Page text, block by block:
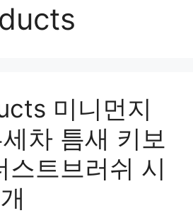
미니먼지
차 틈새 키보
스트브러쉬 시